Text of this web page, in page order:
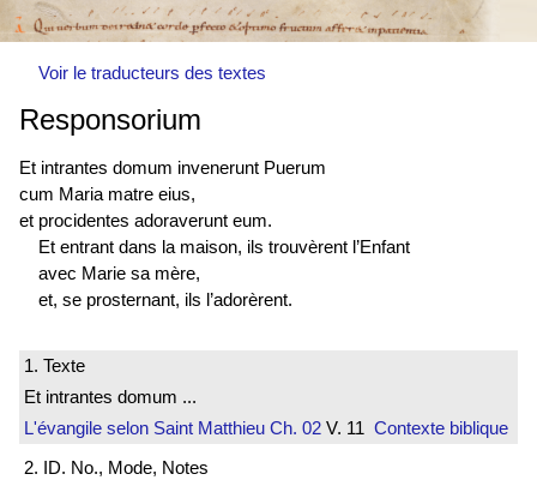
Voir le traducteurs des textes
Responsorium
Et intrantes domum invenerunt Puerum
cum Maria matre eius,
et procidentes adoraverunt eum.
Et entrant dans la maison, ils trouvèrent l’Enfant
avec Marie sa mère,
et, se prosternant, ils l’adorèrent.
1. Texte
Et intrantes domum ...
L'évangile selon Saint Matthieu Ch. 02 V. 11 Contexte biblique
2. ID. No., Mode, Notes